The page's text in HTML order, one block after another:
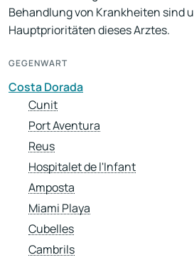
Behandlung von Krankheiten sind
Hauptprioritäten dieses Arztes.
GEGENWART
Costa Dorada
Cunit
Port Aventura
Reus
Hospitalet de l'Infant
Amposta
Miami Playa
Cubelles
Cambrils